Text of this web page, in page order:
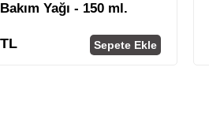
Yağı - 150 ml.
Sepete Ekle